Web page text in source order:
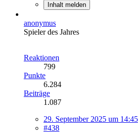
Inhalt melden
anonymus
Spieler des Jahres
Reaktionen
799
Punkte
6.284
Beiträge
1.087
29. September 2025 um 14:45
#438